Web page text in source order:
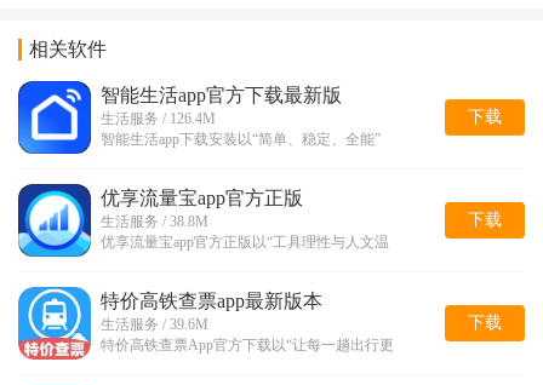
相关软件
智能生活app官方下载最新版
生活服务 / 126.4M
智能生活app下载安装以“简单、稳定、全能”
下载
优享流量宝app官方正版
生活服务 / 38.8M
优享流量宝app官方正版以“工具理性与人文温
下载
特价高铁查票app最新版本
生活服务 / 39.6M
特价高铁查票App官方下载以“让每一趟出行更
下载